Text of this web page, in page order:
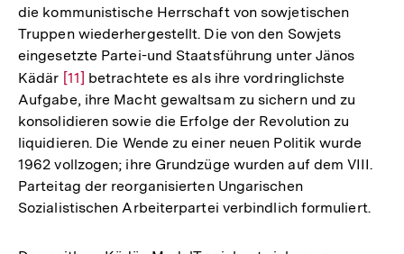
die kommunistische Herrschaft von sowjetischen
Truppen wiederhergestellt. Die von den Sowjets
eingesetzte Partei-und Staatsführung unter Jänos
Kädär Zur
Auflösung
der
Fußnote
[11] betrachtete es als ihre vordringlichste
Aufgabe, ihre Macht gewaltsam zu sichern und zu
konsolidieren sowie die Erfolge der Revolution zu
liquidieren. Die Wende zu einer neuen Politik wurde
1962 vollzogen; ihre Grundzüge wurden auf dem VIII.
Parteitag der reorganisierten Ungarischen
Sozialistischen Arbeiterpartei verbindlich formuliert.